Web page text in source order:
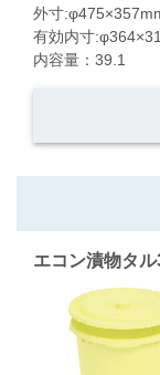
外寸
有効内寸
内容量：39.1
エコン漬物タ